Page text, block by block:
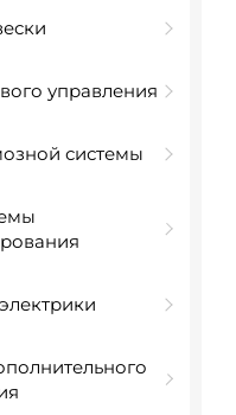
управления
системы